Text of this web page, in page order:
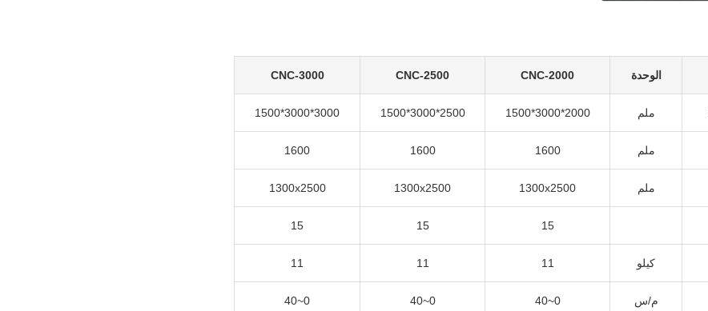
الوحدة CNC-2000
CNC-2500
CNC-3000
ملم 2000*3000*1500
2500*3000*1500
3000*3000*1500
ملم 1600
1600
1600
ملم 1300x2500
1300x2500
1300x2500
15
15
15
كيلو 11
11
11
م/س 0~40
0~40
0~40